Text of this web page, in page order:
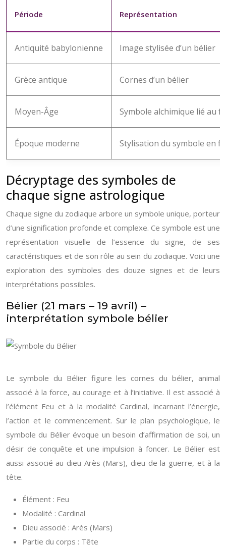
Période Représentation
Antiquité babylonienne Image stylisée d’un bélier
Grèce antique Cornes d’un bélier
Moyen-Âge Symbole alchimique lié au
Époque moderne Stylisation du symbole en
Décryptage des symboles de
chaque signe astrologique
Chaque signe du zodiaque arbore un symbole unique, porteur
d’une signification profonde et complexe. Ce symbole est une
représentation visuelle de l’essence du signe, de ses
caractéristiques et de son rôle au sein du zodiaque. Voici une
exploration des symboles des douze signes et de leurs
interprétations possibles.
Bélier (21 mars – 19 avril) –
interprétation symbole bélier
Le symbole du Bélier figure les cornes du bélier, animal
associé à la force, au courage et à l’initiative. Il est associé à
l’élément Feu et à la modalité Cardinal, incarnant l’énergie,
l’action et le commencement. Sur le plan psychologique, le
symbole du Bélier évoque un besoin d’affirmation de soi, un
désir de conquête et une impulsion à foncer. Le Bélier est
aussi associé au dieu Arès (Mars), dieu de la guerre, et à la
tête.
Élément : Feu
Modalité : Cardinal
Dieu associé : Arès (Mars)
Partie du corps : Tête